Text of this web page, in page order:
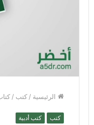
الرئيسية / كتب /
كتب كتب أدبية